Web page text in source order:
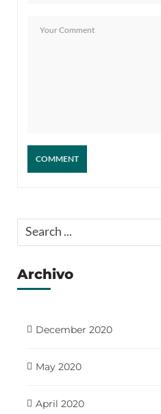
Archivo
December 2020
May 2020
April 2020